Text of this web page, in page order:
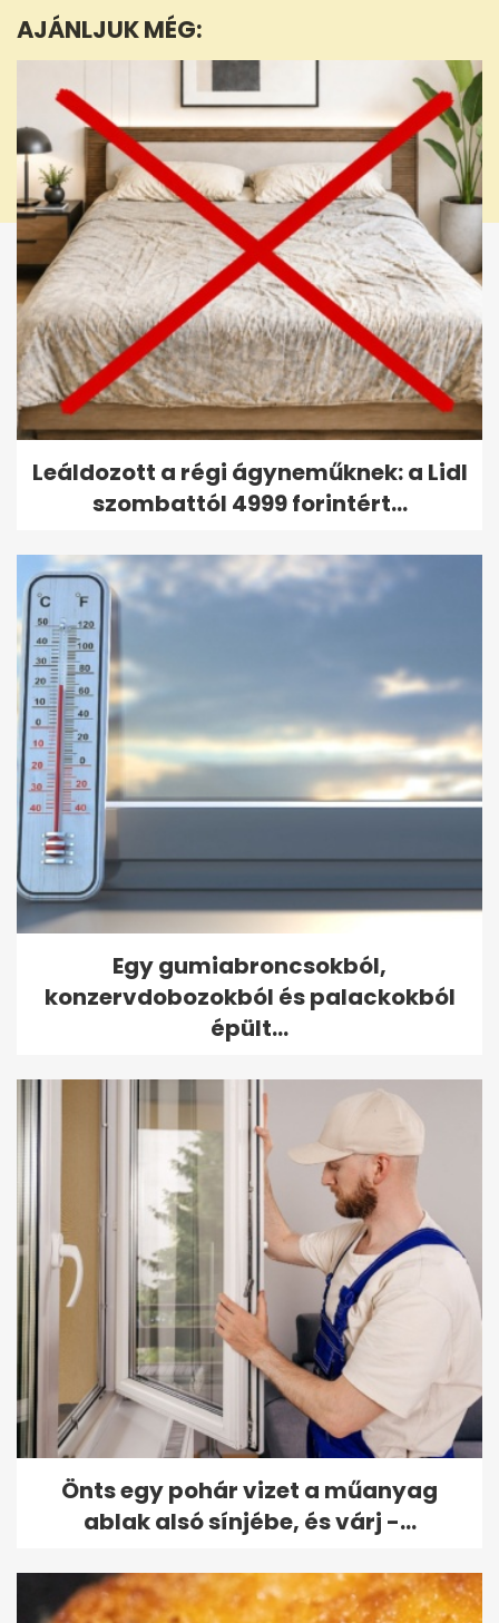
21
seconds
AJÁNLJUK MÉG:
Leáldozott a régi ágyneműknek: a Lidl
szombattól 4999 forintért...
Egy gumiabroncsokból,
konzervdobozokból és palackokból
épült...
Önts egy pohár vizet a műanyag
ablak alsó sínjébe, és várj -...